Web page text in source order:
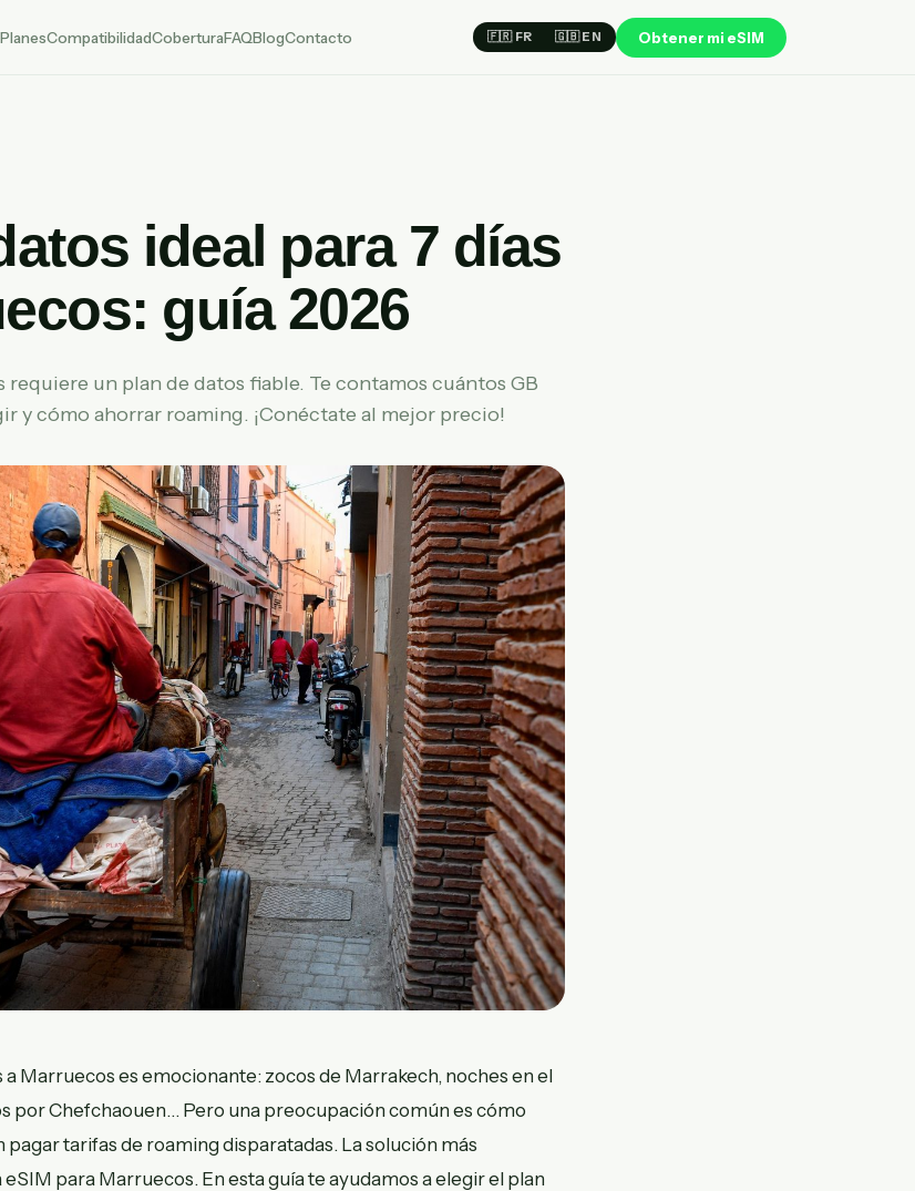
PlanesCompatibilidadCoberturaFAQBlogContacto 🇫🇷 FR 🇬🇧 EN Obtener mi eSIM
ideal para 7 días
guía 2026
requiere un plan de datos fiable. Te contamos cuántos GB
y cómo ahorrar roaming. ¡Conéctate al mejor precio!
a Marruecos es emocionante: zocos de Marrakech, noches en el
por Chefchaouen… Pero una preocupación común es cómo
tarifas de roaming disparatadas. La solución más
para Marruecos. En esta guía te ayudamos a elegir el plan